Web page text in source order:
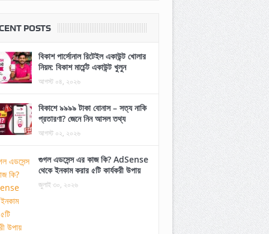
POSTS
বিকাশ পার্সোনাল রিটেইল একাউন্ট খোলার
নিয়ম: বিকাশ মার্চেন্ট একাউন্ট খুলুন
আগস্ট ০৪, ২০২৬
বিকাশে ৯৯৯৯ টাকা বোনাস – সত্য নাকি
প্রতারণা? জেনে নিন আসল তথ্য
আগস্ট ০২, ২০২৬
গুগল এডসেন্স এর কাজ কি? AdSense
থেকে ইনকাম করার ৫টি কার্যকরী উপায়
জুলাই ৩০, ২০২৬